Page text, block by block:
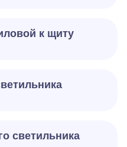
к щиту
светильника